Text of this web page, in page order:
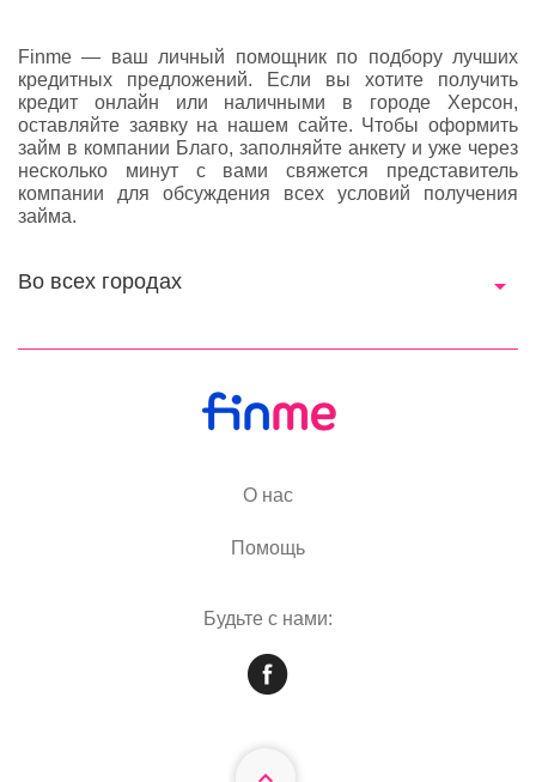
Finme — ваш личный помощник по подбору лучших
кредитных предложений. Если вы хотите получить
кредит онлайн или наличными в городе Херсон,
оставляйте заявку на нашем сайте. Чтобы оформить
займ в компании Благо, заполняйте анкету и уже через
несколько минут с вами свяжется представитель
компании для обсуждения всех условий получения
займа.
Во всех городах
О нас
Помощь
Будьте с нами: